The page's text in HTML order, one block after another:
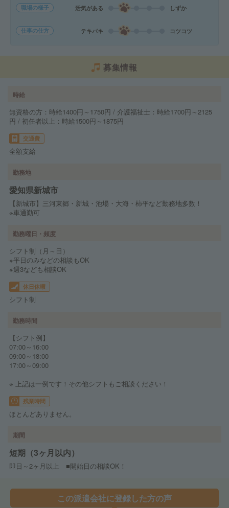
職場の様子 活気がある しずか
仕事の仕方 テキパキ コツコツ
募集情報
時給
無資格の方：時給1400円～1750円 / 介護福祉士：時給1700円～2125
円 / 初任者以上：時給1500円～1875円
交通費
全額支給
勤務地
愛知県新城市
【新城市】三河東郷・新城・池場・大海・柿平など勤務地多数！
※車通勤可
勤務曜日・頻度
シフト制（月～日）
※平日のみなどの相談もOK
※週3なども相談OK
休日休暇
シフト制
勤務時間
【シフト例】
07:00～16:00
09:00～18:00
17:00～09:00
※ 上記は一例です！その他シフトもご相談ください！
残業時間
ほとんどありません。
期間
短期（3ヶ月以内）
即日～2ヶ月以上 ■開始日の相談OK！
この派遣会社に登録した方の声